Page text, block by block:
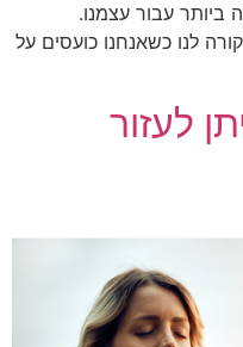
ביותר עבור עצמנו.
לנו כשאנחנו כועסים על
לעזור